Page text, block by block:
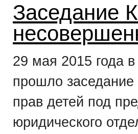
Заседание
29 мая 2015 года
прошло
прав детей под
юридического